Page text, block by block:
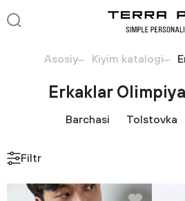
Asosiy Kiyim katalogi
Erkaklar
Barchasi Tolstovka
Filtr